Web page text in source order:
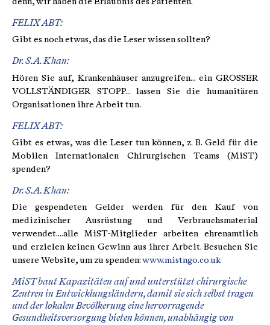
FELIX ABT:
Gibt es noch etwas, das die Leser wissen sollten?
Dr. S.A. Khan:
Hören Sie auf, Krankenhäuser anzugreifen... ein GROSSER
VOLLSTÄNDIGER STOPP... lassen Sie die humanitären
Organisationen ihre Arbeit tun.
FELIX ABT:
Gibt es etwas, was die Leser tun können, z. B. Geld für die
Mobilen Internationalen Chirurgischen Teams (MiST)
spenden?
Dr. S.A. Khan:
Die gespendeten Gelder werden für den Kauf von
medizinischer Ausrüstung und Verbrauchsmaterial
verwendet....alle MiST-Mitglieder arbeiten ehrenamtlich
und erzielen keinen Gewinn aus ihrer Arbeit. Besuchen Sie
unsere Website, um zu spenden: www.mistngo.co.uk
MiST baut Kapazitäten auf und unterstützt chirurgische
Zentren in Entwicklungsländern, damit sie sich selbst tragen
und der lokalen Bevölkerung eine hervorragende
Gesundheitsversorgung bieten können, unabhängig von